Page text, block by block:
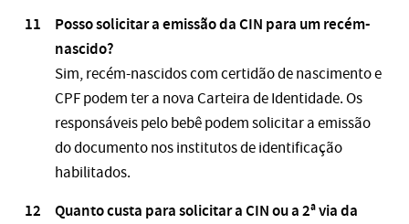
Posso solicitar a emissão da CIN para um recém-
nascido?
Sim, recém-nascidos com certidão de nascimento e
CPF podem ter a nova Carteira de Identidade. Os
responsáveis pelo bebê podem solicitar a emissão
do documento nos institutos de identificação
habilitados​.
Quanto custa para solicitar a CIN ou a 2ª via da